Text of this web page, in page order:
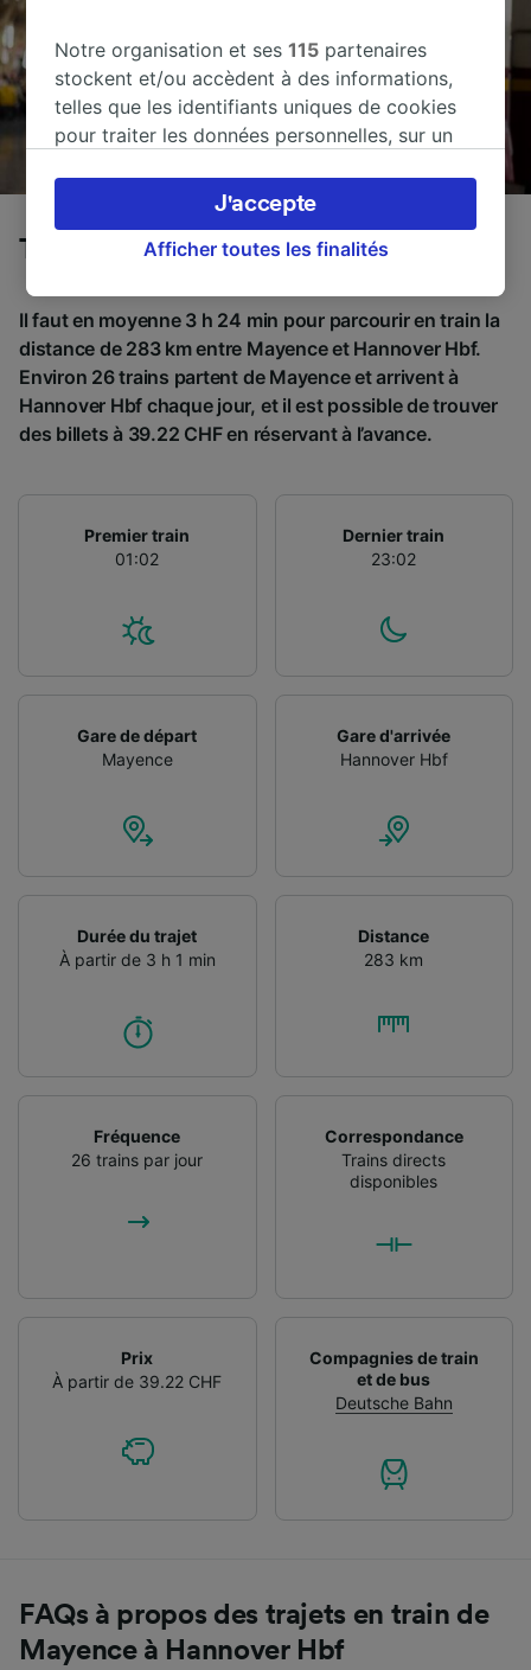
Trains de Mayence à Hannover Hbf
Il faut en moyenne 3 h 24 min pour parcourir en train la
distance de 283 km entre Mayence et Hannover Hbf.
Environ 26 trains partent de Mayence et arrivent à
Hannover Hbf chaque jour, et il est possible de trouver
des billets à 39.22 CHF en réservant à l’avance.
Premier train
01:02
Dernier train
23:02
Gare de départ
Mayence
Gare d'arrivée
Hannover Hbf
Durée du trajet
À partir de 3 h 1 min
Distance
283 km
Fréquence
26 trains par jour
Correspondance
Trains directs
disponibles
Prix
À partir de 39.22 CHF
Compagnies de train
et de bus
Deutsche Bahn
FAQs à propos des trajets en train de
Mayence à Hannover Hbf
Notre organisation et ses115 partenaires
stockent et/ou accèdent à des informations,
telles que les identifiants uniques de cookies
pour traiter les données personnelles, sur un
préférences, notamment en exerçant votre
droit d’opposition à l’intérêt légitime, en
cliquant ci-dessous ou à tout moment sur la
et n’affecteront pas les données de navigation.
Vos données ne seront pas utilisées à des fins
de traçage si vous nous avez demandé de ne
pas vous tracer.
externes, traitent des données selon les
finalités suivantes :
Utiliser des données de géolocalisation
l’identification. Stocker et/ou accéder à des
informations sur un appareil. Publicités et
contenu personnalisés, mesure de
performance des publicités et du contenu,
services.
Afficher toutes les finalités
J'accepte